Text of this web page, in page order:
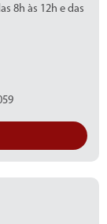
8h às 12h e das